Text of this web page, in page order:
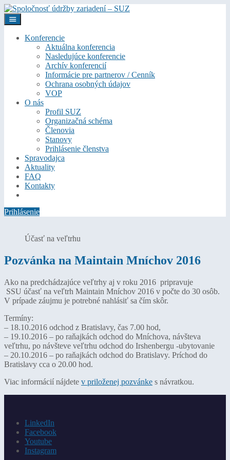
Konferencie
Aktuálna konferencia
Nasledujúce konferencie
Archív konferencií
Informácie pre partnerov / Cenník
Ochrana osobných údajov
VOP
O nás
Profil SUZ
Organizačná schéma
Členovia
Stanovy
Prihlásenie členstva
Spravodajca
Aktuality
FAQ
Kontakty
Prihlásenie
Účasť na veľtrhu
Pozvánka na Maintain Mníchov 2016
Ako na predchádzajúce veľtrhy aj v roku 2016 pripravuje
SSU účasť na veľtrh Maintain Mníchov 2016 v počte do 30 osôb.
V prípade záujmu je potrebné nahlásiť sa čím skôr.
Termíny:
– 18.10.2016 odchod z Bratislavy, čas 7.00 hod,
– 19.10.2016 – po raňajkách odchod do Mníchova, návšteva
veľtrhu, po návšteve veľtrhu odchod do Irshenbergu -ubytovanie
– 20.10.2016 – po raňajkách odchod do Bratislavy. Príchod do
Bratislavy cca o 20.00 hod.
Viac informácií nájdete v priloženej pozvánke s návratkou.
LinkedIn
Facebook
Youtube
Instagram